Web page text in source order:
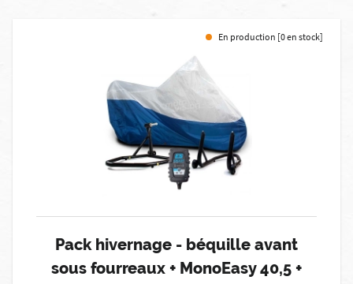
En production [0 en stock]
Pack hivernage - béquille avant
sous fourreaux + MonoEasy 40,5 +